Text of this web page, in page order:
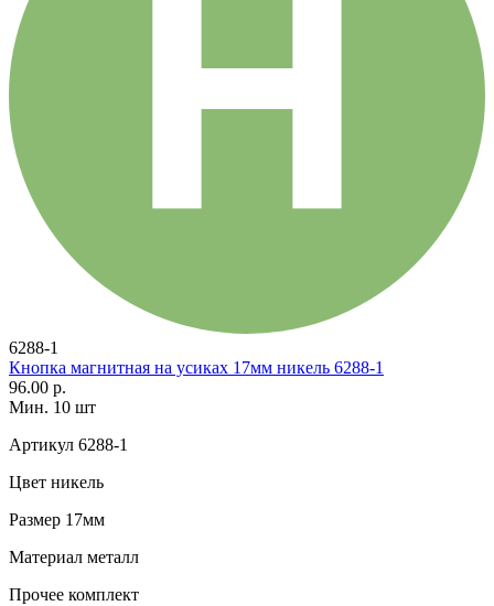
6288-1
Кнопка магнитная на усиках 17мм никель 6288-1
96.00 р.
Мин. 10 шт
Артикул 6288-1
Цвет никель
Размер 17мм
Материал металл
Прочее комплект